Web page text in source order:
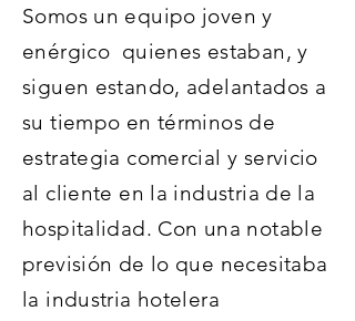
Somos un equipo joven y
enérgico quienes estaban, y
siguen estando, adelantados a
su tiempo en términos de
estrategia comercial y servicio
al cliente en la industria de la
hospitalidad. Con una notable
previsión de lo que necesitaba
la industria hotelera